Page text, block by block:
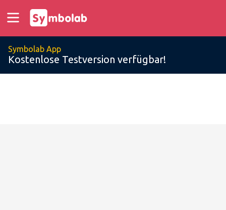
Symbolab App
Kostenlose Testversion verfügbar!